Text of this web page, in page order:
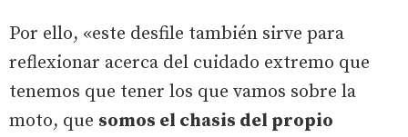
Por ello, «este desfile también sirve para
reflexionar acerca del cuidado extremo que
tenemos que tener los que vamos sobre la
moto, que somos el chasis del propio